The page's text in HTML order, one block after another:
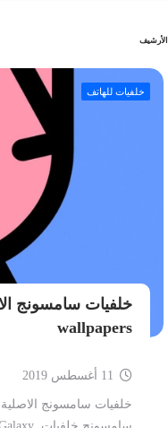
الأرشيف
خلفيات للهاتف
wallpapers